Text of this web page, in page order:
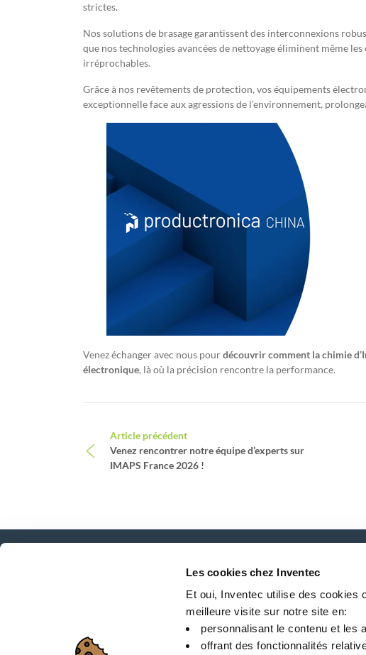
Les cookies chez Inventec
Et oui, Inventec utilise des cookies
meilleure visite sur notre site en:​
personnalisant le contenu et les
offrant des fonctionnalités
strictes.
Nos solutions de brasage garantissent des interconnexions
que nos technologies avancées de nettoyage éliminent même
irréprochables.
Grâce à nos revêtements de protection, vos équipements
exceptionnelle face aux agressions de l’environnement,
Venez échanger avec nous pourdécouvrir comment la chimie
électronique, là où la précision rencontre la performance.
Navigation
Article précédent
Venez rencontrer notre équipe d’experts sur
IMAPS France 2026 !
Restez connecté avec notre newsletter!